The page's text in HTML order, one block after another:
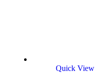
Quick View